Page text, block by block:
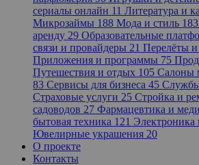
сериалы онлайн 11 Литература и
Микрозаймы 188 Мода и стиль 183
аренду 29 Образовательные
связи и провайдеры 21 Перелёты
Приложения и программы 75
Путешествия и отдых 105 Салоны
83 Сервисы для бизнеса 45
Страховые услуги 25 Стройка и
садоводов 27 Фармацевтика и
бытовая техника 121 Электроника
Ювелирные украшения 20
О проекте
Контакты